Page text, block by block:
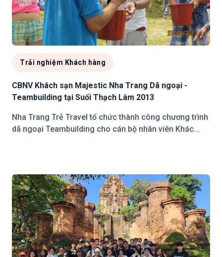
Trải nghiệm Khách hàng
CBNV Khách sạn Majestic Nha Trang Dã ngoại -
Teambuilding tại Suối Thạch Lâm 2013
Nha Trang Trẻ Travel tổ chức thành công chương trình
dã ngoại Teambuilding cho cán bộ nhân viên Khác...